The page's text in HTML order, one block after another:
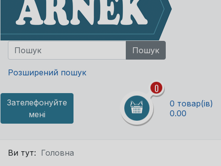
Розширений пошук
Зателефонуйте
мені
0
0 товар(ів)
0.00
Ви тут: Головна